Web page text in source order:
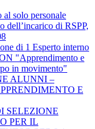
solo personale
dell’incarico di RSPP,
di 1 Esperto interno
"Apprendimento e
in movimento"
ALUNNI –
E
SELEZIONE
PER IL